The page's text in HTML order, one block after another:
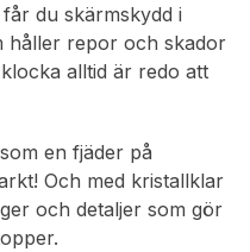
du skärmskydd i
håller repor och skador
alltid är redo att
en fjäder på
Och med kristallklar
och detaljer som gör